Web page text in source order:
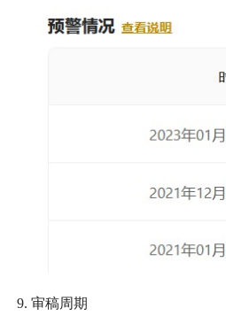
9.审稿周期